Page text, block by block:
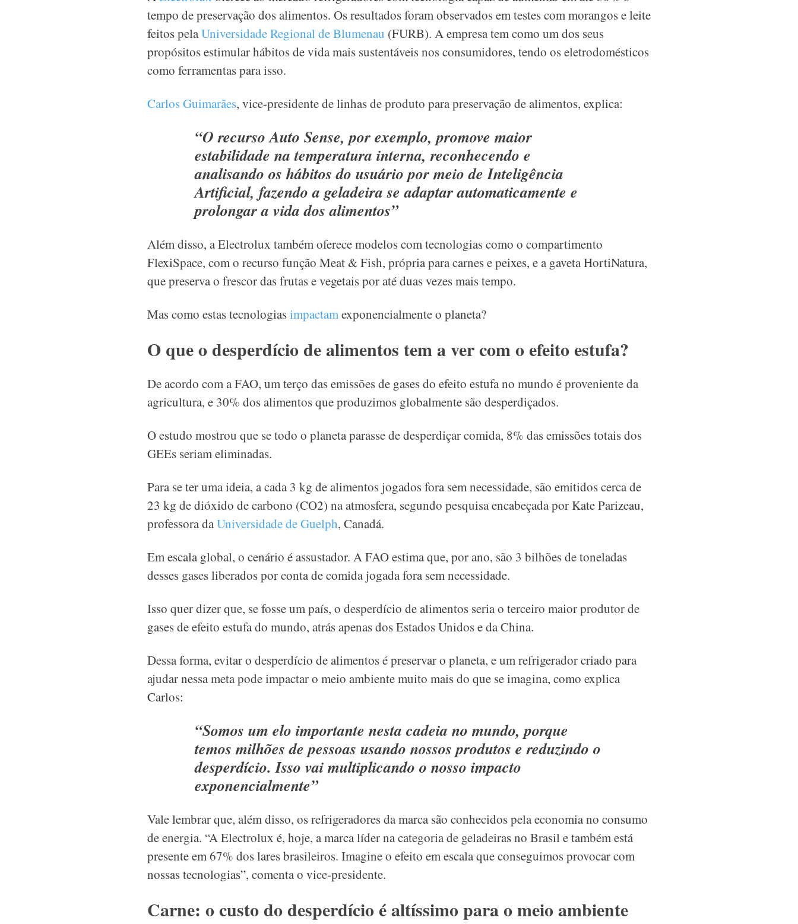
tempo de preservação dos alimentos. Os resultados foram observados em testes com morangos e leite
feitos pelaUniversidade Regional de Blumenau (FURB). A empresa tem como um dos seus
propósitos estimular hábitos de vida mais sustentáveis nos consumidores, tendo os eletrodomésticos
como ferramentas para isso.
Carlos Guimarães, vice-presidente de linhas de produto para preservação de alimentos, explica:
“O recurso Auto Sense, por exemplo, promove maior
estabilidade na temperatura interna, reconhecendo e
analisando os hábitos do usuário por meio de Inteligência
Artificial, fazendo a geladeira se adaptar automaticamente e
prolongar a vida dos alimentos”
Além disso, a Electrolux também oferece modelos com tecnologias como o compartimento
FlexiSpace, com o recurso função Meat & Fish, própria para carnes e peixes, e a gaveta HortiNatura,
que preserva o frescor das frutas e vegetais por até duas vezes mais tempo.
Mas como estas tecnologiasimpactamexponencialmente o planeta?
O que o desperdício de alimentos tem a ver com o efeito estufa?
De acordo com a FAO, um terço das emissões de gases do efeito estufa no mundo é proveniente da
agricultura, e 30% dos alimentos que produzimos globalmente são desperdiçados.
O estudo mostrou que se todo o planeta parasse de desperdiçar comida, 8% das emissões totais dos
GEEs seriam eliminadas.
Para se ter uma ideia, a cada 3 kg de alimentos jogados fora sem necessidade, são emitidos cerca de
23 kg de dióxido de carbono (CO2) na atmosfera, segundo pesquisa encabeçada por Kate Parizeau,
professora daUniversidade de Guelph, Canadá.
Em escala global, o cenário é assustador. A FAO estima que, por ano, são 3 bilhões de toneladas
desses gases liberados por conta de comida jogada fora sem necessidade.
Isso quer dizer que, se fosse um país, o desperdício de alimentos seria o terceiro maior produtor de
gases de efeito estufa do mundo, atrás apenas dos Estados Unidos e da China.
Dessa forma, evitar o desperdício de alimentos é preservar o planeta, e um refrigerador criado para
ajudar nessa meta pode impactar o meio ambiente muito mais do que se imagina, como explica
Carlos:
“Somos um elo importante nesta cadeia no mundo, porque
temos milhões de pessoas usando nossos produtos e reduzindo o
desperdício. Isso vai multiplicando o nosso impacto
exponencialmente”
Vale lembrar que, além disso, os refrigeradores da marca são conhecidos pela economia no consumo
de energia. “A Electrolux é, hoje, a marca líder na categoria de geladeiras no Brasil e também está
presente em 67% dos lares brasileiros. Imagine o efeito em escala que conseguimos provocar com
nossas tecnologias”, comenta o vice-presidente.
Carne: o custo do desperdício é altíssimo para o meio ambiente